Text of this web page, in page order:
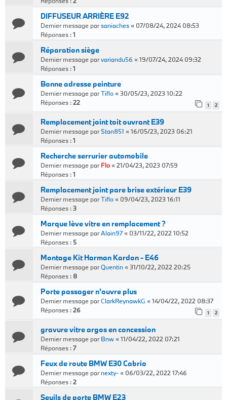
DIFFUSEUR ARRIÈRE E92
Dernier message parsaniaches« 07/08/24, 2024 08:53
Réponses :1
Réparation siège
Dernier message parvariandu56 «19/07/24, 2024 09:32
Réponses :1
Bonne adresse peinture
Dernier message parTiflo«30/05/23, 2023 10:22
Réponses :22 1 2
Remplacement joint toit ouvrant E39
Dernier message parStan851 «16/05/23, 2023 06:21
Réponses :1
Recherche serrurier automobile
Dernier message parFlo«21/04/23, 2023 07:59
Réponses :1
Remplacement joint pare brise extérieur E39
Dernier message parTiflo« 09/04/23, 2023 16:11
Réponses :3
Marque lève vitre en remplacement ?
Dernier message parAlain97« 03/11/22, 2022 10:52
Réponses : 5
Montage Kit Harman Kardon - E46
Dernier message parQuentin«31/10/22, 2022 20:25
Réponses : 8
Porte passager n'ouvre plus
Dernier message parClarkReynawkG «14/04/22, 2022 08:37
Réponses :26 1 2
gravure vitre argos en concession
Dernier message parBnw«11/04/22, 2022 07:21
Réponses :7
Feux de route BMW E30 Cabrio
Dernier message parnexty-« 06/03/22, 2022 17:46
Réponses :2
Seuils de porte BMW E23